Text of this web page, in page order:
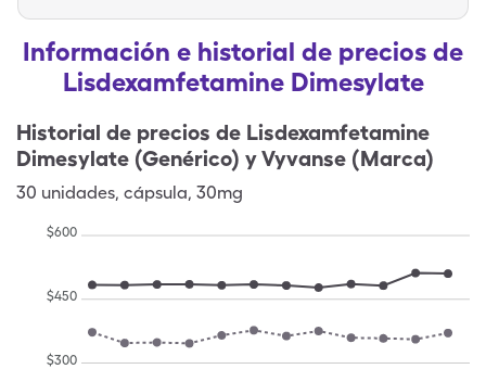
Información e historial de precios de
Lisdexamfetamine Dimesylate
Historial de precios de Lisdexamfetamine
Dimesylate (Genérico) y Vyvanse (Marca)
30 unidades, cápsula, 30mg
$300
$450
$600